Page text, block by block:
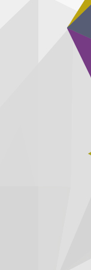
Passar para o